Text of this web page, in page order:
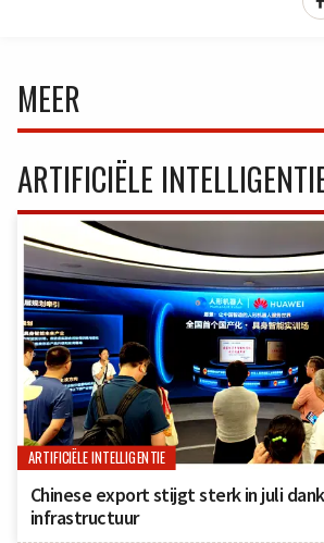
MEER
ARTIFICIËLE
ARTIFICIËLE INTELLIGENTIE
Chinese export stijgt sterk in juli
infrastructuur